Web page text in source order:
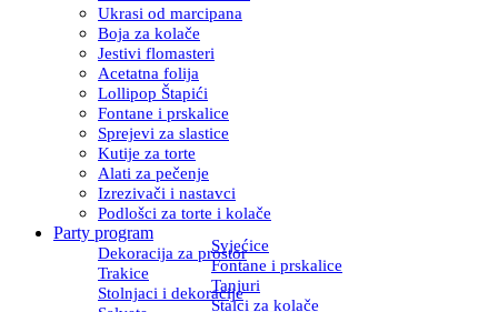
Ukrasi od marcipana
Boja za kolače
Jestivi flomasteri
Acetatna folija
Lollipop Štapići
Fontane i prskalice
Sprejevi za slastice
Kutije za torte
Alati za pečenje
Izrezivači i nastavci
Podlošci za torte i kolače
Party program
Dekoracija za prostor
Svjećice
Trakice
Fontane i prskalice
Stolnjaci i dekoracije
Tanjuri
Stalci za kolače